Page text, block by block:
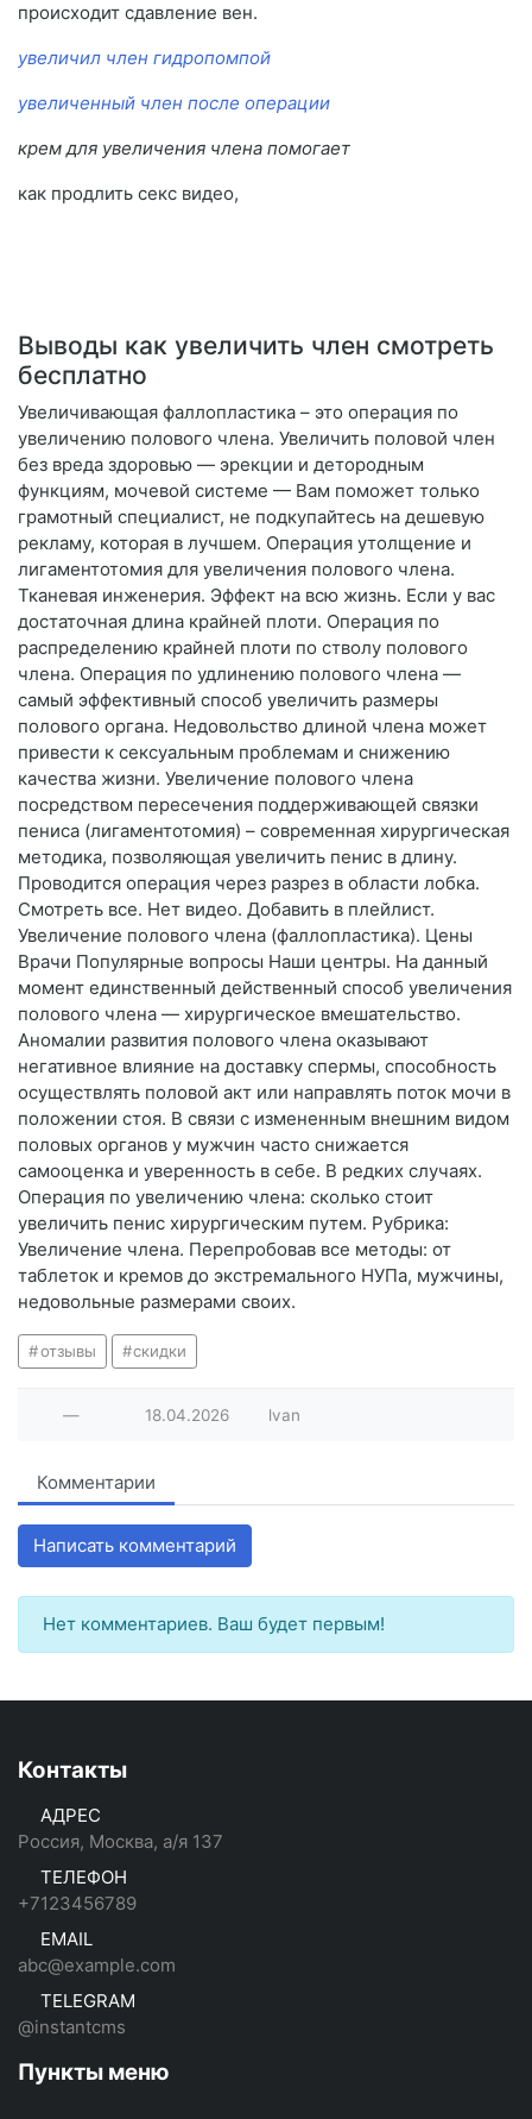
происходит сдавление вен.
увеличил член гидропомпой
увеличенный член после операции
крем для увеличения члена помогает
как продлить секс видео,
Выводы как увеличить член смотреть
бесплатно
Увеличивающая фаллопластика – это операция по
увеличению полового члена. Увеличить половой член
без вреда здоровью — эрекции и детородным
функциям, мочевой системе — Вам поможет только
грамотный специалист, не подкупайтесь на дешевую
рекламу, которая в лучшем. Операция утолщение и
лигаментотомия для увеличения полового члена.
Тканевая инженерия. Эффект на всю жизнь. Если у вас
достаточная длина крайней плоти. Операция по
распределению крайней плоти по стволу полового
члена. Операция по удлинению полового члена —
самый эффективный способ увеличить размеры
полового органа. Недовольство длиной члена может
привести к сексуальным проблемам и снижению
качества жизни. Увеличение полового члена
посредством пересечения поддерживающей связки
пениса (лигаментотомия) – современная хирургическая
методика, позволяющая увеличить пенис в длину.
Проводится операция через разрез в области лобка.
Смотреть все. Нет видео. Добавить в плейлист.
Увеличение полового члена (фаллопластика). Цены
Врачи Популярные вопросы Наши центры. На данный
момент единственный действенный способ увеличения
полового члена — хирургическое вмешательство.
Аномалии развития полового члена оказывают
негативное влияние на доставку спермы, способность
осуществлять половой акт или направлять поток мочи в
положении стоя. В связи с измененным внешним видом
половых органов у мужчин часто снижается
самооценка и уверенность в себе. В редких случаях.
Операция по увеличению члена: сколько стоит
увеличить пенис хирургическим путем. Рубрика:
Увеличение члена. Перепробовав все методы: от
таблеток и кремов до экстремального НУПа, мужчины,
недовольные размерами своих.
отзывы скидки
— 18.04.2026 lvan
Комментарии
Написать комментарий
Нет комментариев. Ваш будет первым!
Контакты
АДРЕС
Россия, Москва, а/я 137
ТЕЛЕФОН
+7123456789
EMAIL
abc@example.com
TELEGRAM
@instantcms
Пункты меню